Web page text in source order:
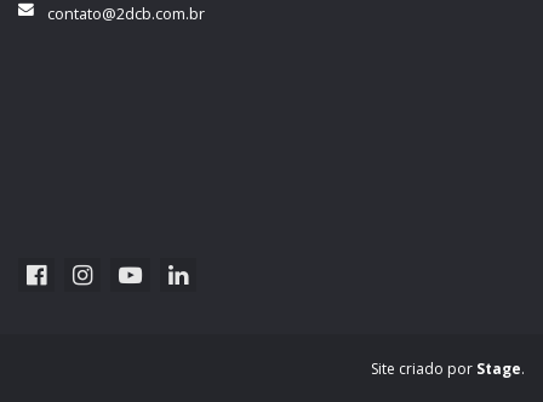
contato@2dcb.com.br
Site criado por Stage.